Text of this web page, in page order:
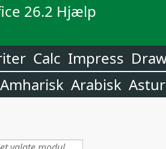
26.2 Hjælp
Calc Impress
Amharisk Arabisk